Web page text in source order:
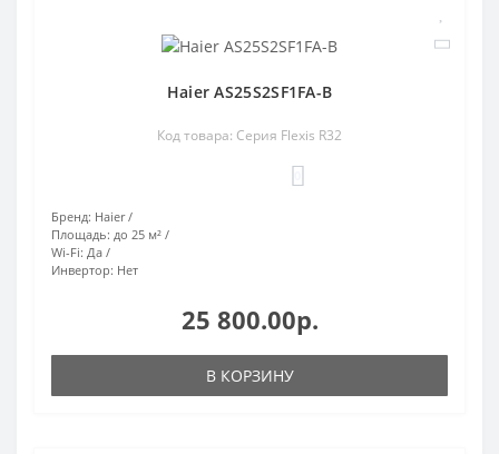
Haier AS25S2SF1FA-B
Код товара: Серия Flexis R32
Бренд: Haier
Площадь: до 25 м²
Wi-Fi: Да
Инвертор: Нет
25 800.00р.
В КОРЗИНУ